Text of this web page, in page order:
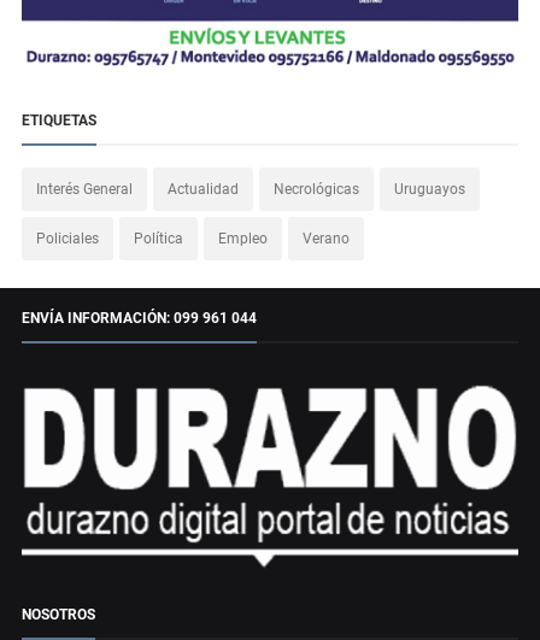
ETIQUETAS
Interés General Actualidad Necrológicas Uruguayos
Policiales Política Empleo Verano
ENVÍA INFORMACIÓN: 099 961 044
NOSOTROS